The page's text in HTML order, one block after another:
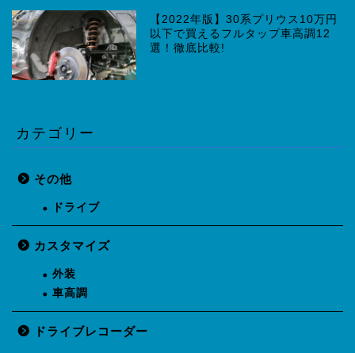
【2022年版】30系プリウス10万円
以下で買えるフルタップ車高調12
選！徹底比較!
カテゴリー
その他
ドライブ
カスタマイズ
外装
車高調
ドライブレコーダー